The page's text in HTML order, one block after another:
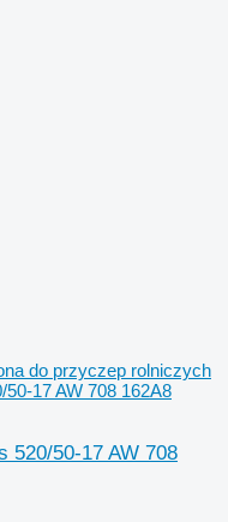
do przyczep rolniczych
17 AW 708 162A8
520/50-17 AW 708